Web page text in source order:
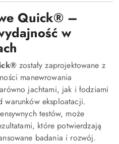
Quick® –
w
zostały zaprojektowane z
manewrowania
jachtami, jak i łodziami
warunków eksploatacji.
testów, może
które potwierdzają
badania i rozwój.